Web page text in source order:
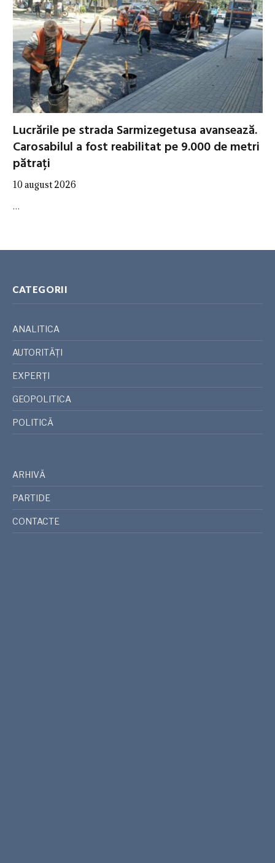
Lucrările pe strada Sarmizegetusa avansează.
Carosabilul a fost reabilitat pe 9.000 de metri
pătrați
10 august 2026
…
CATEGORII
ANALITICA
AUTORITĂȚI
EXPERȚI
GEOPOLITICA
POLITICĂ
ARHIVĂ
PARTIDE
CONTACTE